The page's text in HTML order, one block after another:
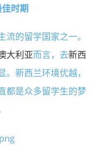
时期
的留学国家之一。
大利亚而言，去新西
新西兰环境优越，
都是众多留学生的梦